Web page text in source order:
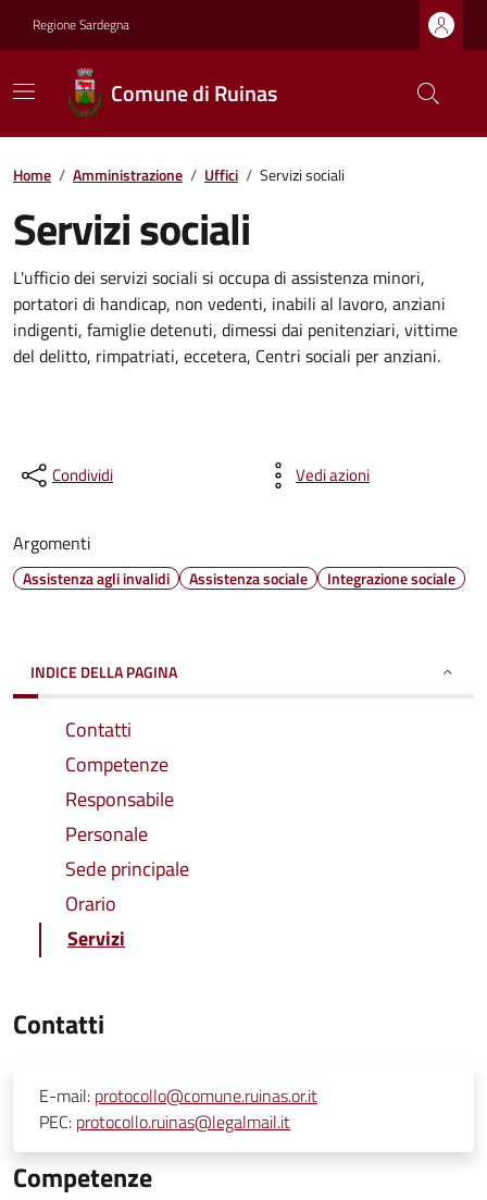
Regione Sardegna
Comune di Ruinas
Home / Amministrazione / Uffici / Servizi sociali
Servizi sociali
L'ufficio dei servizi sociali si occupa di assistenza minori,
portatori di handicap, non vedenti, inabili al lavoro, anziani
indigenti, famiglie detenuti, dimessi dai penitenziari, vittime
del delitto, rimpatriati, eccetera, Centri sociali per anziani.
Condividi Vedi azioni
Argomenti
Assistenza agli invalidi Assistenza sociale Integrazione sociale
INDICE DELLA PAGINA
Contatti
Competenze
Responsabile
Personale
Sede principale
Orario
Servizi
Contatti
E-mail: protocollo@comune.ruinas.or.it
PEC: protocollo.ruinas@legalmail.it
Competenze